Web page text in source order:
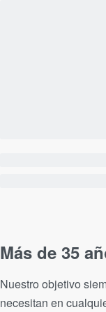
Más de 35
Nuestro objetivo
necesitan en